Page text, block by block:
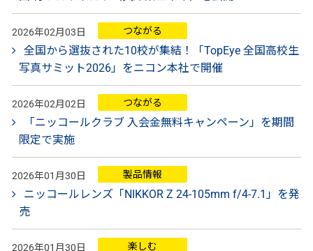
2026年02月03日 つながる
全国から選抜された10校が集結！「TopEye 全国高校生
写真サミット2026」をニコン本社で開催
2026年02月02日 つながる
「ニッコールクラブ 入会金無料キャンペーン」を期間
限定で実施
2026年01月30日 製品情報
ニッコールレンズ「NIKKOR Z 24-105mm f/4-7.1」を発
売
2026年01月30日 楽しむ